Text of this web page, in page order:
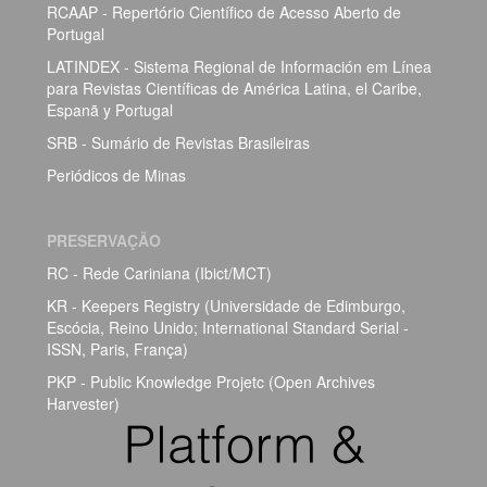
RCAAP - Repertório Científico de Acesso Aberto de
Portugal
LATINDEX - Sistema Regional de Información em Línea
para Revistas Científicas de América Latina, el Caribe,
Espanã y Portugal
SRB - Sumário de Revistas Brasileiras
Periódicos de Minas
PRESERVAÇÃO
RC - Rede Cariniana (Ibict/MCT)
KR - Keepers Registry (Universidade de Edimburgo,
Escócia, Reino Unido; International Standard Serial -
ISSN, Paris, França)
PKP - Public Knowledge Projetc (Open Archives
Harvester)